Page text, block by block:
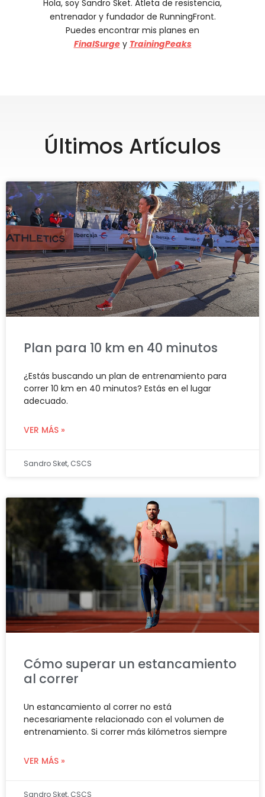
Hola, soy Sandro Sket. Atleta de resistencia,
entrenador y fundador de RunningFront.
Puedes encontrar mis planes en
FinalSurge y TrainingPeaks
Últimos Artículos
Plan para 10 km en 40 minutos
¿Estás buscando un plan de entrenamiento para
correr 10 km en 40 minutos? Estás en el lugar
adecuado.
VER MÁS »
Sandro Sket, CSCS
Cómo superar un estancamiento
al correr
Un estancamiento al correr no está
necesariamente relacionado con el volumen de
entrenamiento. Si correr más kilómetros siempre
VER MÁS »
Sandro Sket, CSCS